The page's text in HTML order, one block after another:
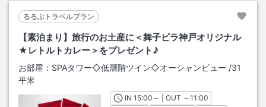
るるぶトラベルプラン
【素泊まり】旅行のお土産に＜舞子ビラ神戸オリジナル
★レトルトカレー＞をプレゼント♪
お部屋： SPAタワー◇低層階ツイン◇オーシャンビュー /31
平米
INチェックイン
15:00 ～ | OUT チェックアウト
～11:00